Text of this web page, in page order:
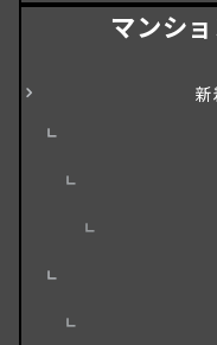
マンシ
新